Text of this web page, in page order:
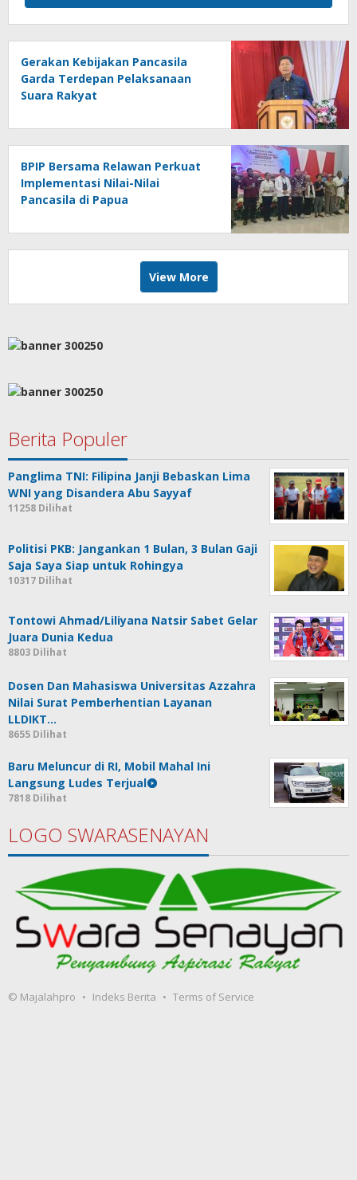
Gerakan Kebijakan Pancasila
Garda Terdepan Pelaksanaan
Suara Rakyat
BPIP Bersama Relawan Perkuat
Implementasi Nilai-Nilai
Pancasila di Papua
View More
Berita Populer
Panglima TNI: Filipina Janji Bebaskan Lima
WNI yang Disandera Abu Sayyaf
11258 Dilihat
Politisi PKB: Jangankan 1 Bulan, 3 Bulan Gaji
Saja Saya Siap untuk Rohingya
10317 Dilihat
Tontowi Ahmad/Liliyana Natsir Sabet Gelar
Juara Dunia Kedua
8803 Dilihat
Dosen Dan Mahasiswa Universitas Azzahra
Nilai Surat Pemberhentian Layanan
LLDIKT…
8655 Dilihat
Baru Meluncur di RI, Mobil Mahal Ini
Langsung Ludes Terjual
7818 Dilihat
LOGO SWARASENAYAN
© Majalahpro Indeks Berita Terms of Service